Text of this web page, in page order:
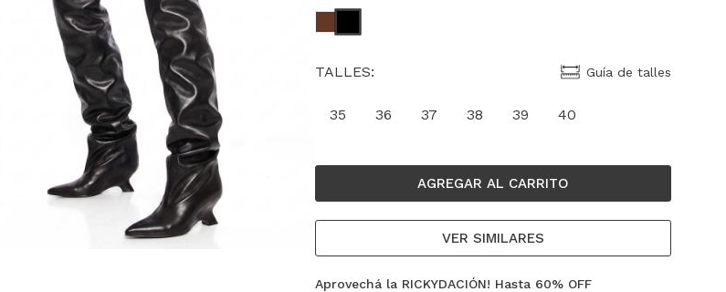
TALLES: Guía de talles
35 36 37 38 39 40
AGREGAR AL CARRITO
VER SIMILARES
Aprovechá la RICKYDACIÓN! Hasta 60% OFF